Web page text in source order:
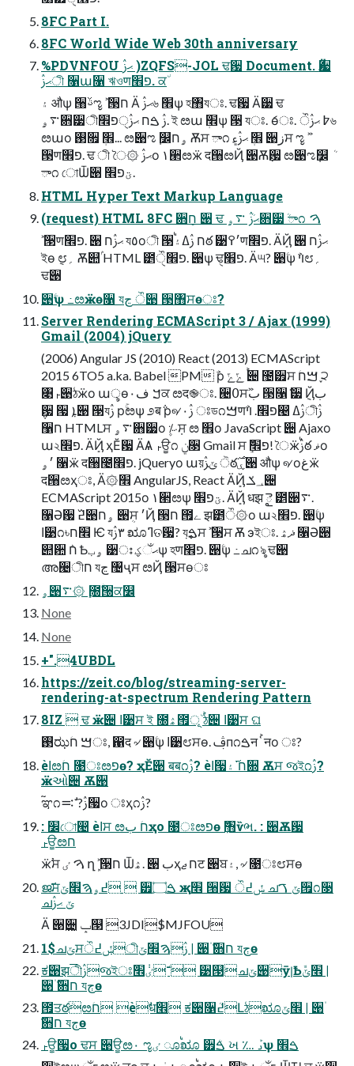
8FC Part I.
8FC World Wide Web 30th anniversary
%PDVNFOU ޙࢲ )ZQFS-JOL ਢ਷ Document. Ӓ੷
ޙࢲী ૑ա૑ ঋওणפ׮. ਕ٘
۽ औѱ ੘ࢿೡ ࣻ ੓ח Ӓ ޙࢲ৬ ׮ܳѱ হ঻যਃ. ਢ਷ Ӓ੷ ਢ
࠳ۄ਋੷ীࢲ ࠁח ޙࢲੑפ׮. ই ೞա ׮ܲѱ ੓ যਃ. ަөਃ. ੌ߈ ޙࢲ৬
ೞաо ࢓૟ ׮ؘܲ... ೞ੉ಌ݂ ௼ۄח Ѫਸ ా೧ ׮ܲ ޙࢲ۽ ੉زਸ ೡ ࣻ
੓णפ׮. ਢ ী ৈ۞ ޙࢲо ١੢ೞӝ द੘ೞҊ ੉Ѫٜ਷ ೞ੉ಌ݂௼ ܳ
ా೧ োѾ੉ ؾפ׮.
HTML Hyper Text Markup Language
(request) HTML 8FC ਋ܻח ੉ ਢ ޙࢲܳ ࠳ۄ਋੷ܳ ా೧ ࠅ
ࣻ ੓णפ׮. ੉ ޙࢲח য٥оী ੓ח ࢲߡ۽ࠗఠ ੹׳߉णפ׮. ӒܻҊ ੉ ޙࢲח
ইө ݈೮؍ Ѫ୊ۢ HTML ౵ੌੑפ׮. ੉ѱ ਢੑפ׮. Ӓ୴? ੉ۧѱ ױࣽ೮؍
ਢ੉
੉ۧѱ ߸ೞӝө૑ যڃ ੌ੉ ੓঻ਸөਃ?
Server Rendering ECMAScript 3 / Ajax (1999)
Gmail (2004) jQuery
(2006) Angular JS (2010) React (2013) ECMAScript
2015 6TO5 a.ka. Babel PM ࣽр ݻݻ ࠙੄ ಴੿ਸ ࠌחؘ ֢੨
৉ࢎ੉ঠӝо աৢөࠊ ف۰ਕ ೞद֎ਃ. ੤߀ਸࣻب ੓૑݅ ੷ ݈Ҋب
݆਷ ੗ ܐٜ੉ ੓যࢲ рۚೞѱ ೨ब݅ р୶۰ࢲ ਃড೧ࠌणפ׮. ױࣽ൤ ࢲߡীࢲ
઱ח HTMLਸ ࠳ۄ਋੷о ۪؊݂ਸ ೞ ׮о JavaScript ੄ Ajaxо
ա২פ׮. ӒܻҊ ҳӖ਷ ӒѦ ࢎਊ೧ ݧ૓ Gmail ਸ ٟ݅פ׮! ৈӝࢲࠗఠ ޥо
׳ۄ ૑ӝ द੘೤פ׮. jQueryо աয়ݶࢲ ੋఠۑ࣌੉ औѱ ୶оغӝ
द੘ೞҳਃ, Ӓ۞׮ AngularJS, React ӒܻҊ ؀ݎ੄
ECMAScript 2015о ١੢ೞѱ ؾפ׮. ӒܻҊ धझ ై ౵੉࠳.
૑Ә਷ ߄߰੉ۄח ੉ܴਸ ׳Ҋ ੓ח ౟ے झ౵ੌ۞о ա২פ׮. ੉ۧѱ
ߊ੹೧৳׮ח Ѥ য٣ࢲ ೠߣତ਷? ٜযࠁ࣑ਸ ࣻ ੓ਸ Ѫ эইਃ. ޛۿ ૑Ә੉
୊਺ ٛח Ѣۄب ੹ഃ ޙઁؼѱ হणפ׮. ੉ۧѱ ߸ച೧ৡ ਢ੉
അ੤ীח যڃ ঴ҷਸ ೞҊ ੓ਸөਃ
ۄ੉࠳۞ܻ ೐ۨ੐ਕ௼
None
None
+".4UBDL
https://zeit.co/blog/streaming-server-
rendering-at-spectrum Rendering Pattern
8IZ  ਢ ӝࣿ੄ ߊ੹ਸ ই ೐ۿ౟ূ٘ ࠙ঠ੄ ߊ੹ਸ ଘ
࢓ಝࠌ חؘਃ, ഑द ৵ ੉ۧѱ ߊ੹೮ਸө. ࢤп೧ࠁन ࠙ ҅नо ਃ?
ѐߊೞחؘ ೙ਃೞפө? ҳӖ੉ बब೧ࢲ? ѐߊ੗ח ࢜۽਍ Ѫਸ જই೧ࢲ?
ӝઓ੄ Ѫ੉
ࠛಞ೧ࢲ? ࣗ࠺੗о ਃҳ೧ࢲ?
: ׼ো൤ ѐߊਸ ೞחؘ بҳо ೙ਃೞפө ٜ݅঻ѷભ. : ੉Ѫ਷
ࢎਊೞח
ӝࣿਸ ࠅ ٸ ղܾ ࣻ ੓ח Ѿۿ. ੉ بҳח ޖट ੉ਬ۽, ৵ ೙ਃ೮ਸө
ജ҃ਸ߄ۄࠄ׮ݶ  ੿ࠁ۝ җ׮ ੘਷ ݽ߄ੌ ചݶ ࠂ੟೧૓
ചݶ ޙࢲ
Ӓ ੉࢚੄ ݒ୓ 3JDI$MJFOU
1$ചݶਸݽ߄ੌীࢲࠄ׮ݶ | ੉۠ ҃਋ח যڄө
ಕ੉झ࠘ীࢲજইਃܳ־ܳٸ݃׮ ੹୓ചݶ੉ӯࡆѢܽ׮ݶ |
੉۠ ҃਋ח যڄө
౟ਤఠܳೞחؘ ѐࣗध݃׮ ಕ੉૑ܳ߄Լঠೠ׮ݶ | ੉۠
҃਋ח যڄө
ࢎਊ੗о ਢਸ ੉ਊೞ۰ ೡٸ ೂࠗೠ ੿ࠁܳ ખ ؊ ࡅܰѱ ࠁ׮